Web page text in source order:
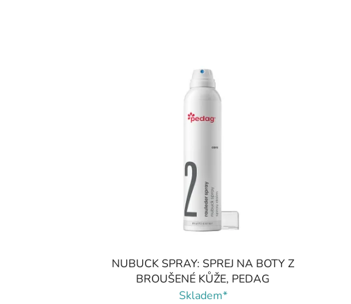
NUBUCK SPRAY: SPREJ NA BOTY Z
BROUŠENÉ KŮŽE, PEDAG
Skladem*